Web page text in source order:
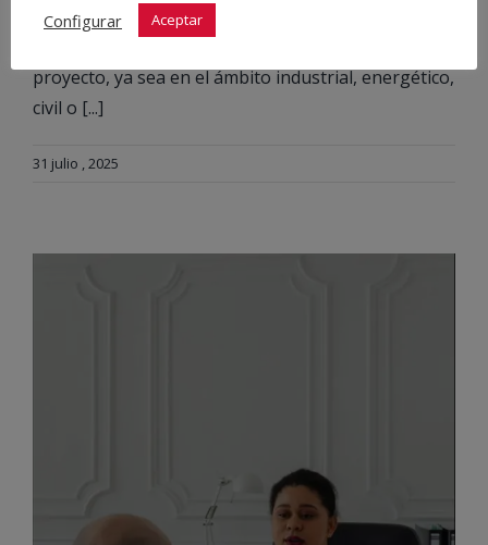
proporciona apoyo técnico especializado durante la
proyecto, ya sea en el ámbito industrial, energético,
civil o [...]
31 julio , 2025
Configurar
Aceptar